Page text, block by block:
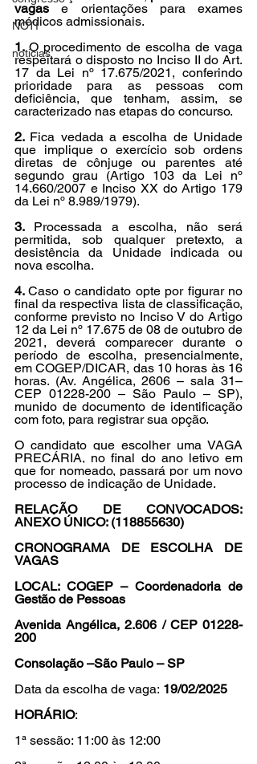
NOTI
noticias
vagas e orientações para exames
médicos admissionais.
1. O procedimento de escolha de vaga
respeitará o disposto no Inciso II do Art.
17 da Lei nº 17.675/2021, conferindo
prioridade para as pessoas com
deficiência, que tenham, assim, se
caracterizado nas etapas do concurso.
2. Fica vedada a escolha de Unidade
que implique o exercício sob ordens
diretas de cônjuge ou parentes até
segundo grau (Artigo 103 da Lei nº
14.660/2007 e Inciso XX do Artigo 179
da Lei nº 8.989/1979).
3. Processada a escolha, não será
permitida, sob qualquer pretexto, a
desistência da Unidade indicada ou
nova escolha.
4. Caso o candidato opte por figurar no
final da respectiva lista de classificação,
conforme previsto no Inciso V do Artigo
12 da Lei nº 17.675 de 08 de outubro de
2021, deverá comparecer durante o
período de escolha, presencialmente,
em COGEP/DICAR, das 10 horas às 16
horas. (Av. Angélica, 2606 – sala 31–
CEP 01228-200 – São Paulo – SP),
munido de documento de identificação
com foto, para registrar sua opção.
O candidato que escolher uma VAGA
PRECÁRIA, no final do ano letivo em
que for nomeado, passará por um novo
processo de indicação de Unidade.
RELAÇÃO DE CONVOCADOS:
ANEXO ÚNICO: (118855630)
CRONOGRAMA DE ESCOLHA DE
VAGAS
LOCAL: COGEP – Coordenadoria de
Gestão de Pessoas
Avenida Angélica, 2.606 / CEP 01228-
200
Consolação –São Paulo – SP
Data da escolha de vaga: 19/02/2025
HORÁRIO:
1ª sessão: 11:00 às 12:00